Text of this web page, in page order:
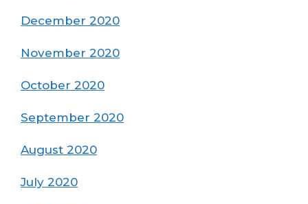
December 2020
November 2020
October 2020
September 2020
August 2020
July 2020